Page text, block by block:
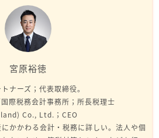
宮原裕徳
ナーズ；代表取締役。
際税務会計事務所；所長税理士
Co., Ltd.；CEO
かかわる会計・税務に詳しい。法人や個